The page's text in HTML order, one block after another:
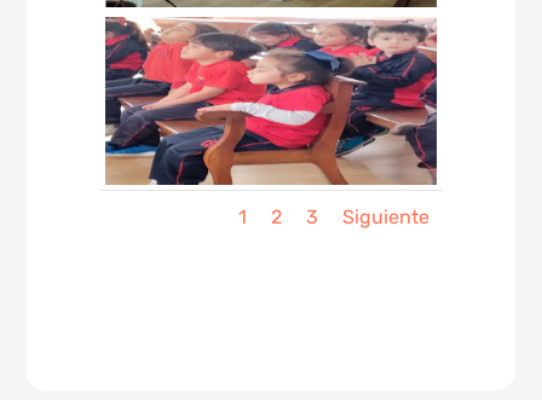
1 2 3 Siguiente